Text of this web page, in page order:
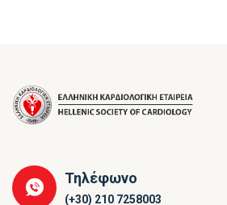
Τηλέφωνο
(+30) 210 7258003